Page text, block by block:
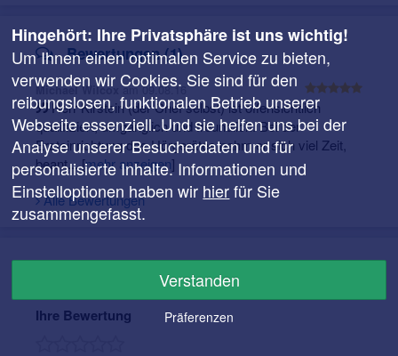
Bewertungen (1)
Michael Wilcoxam 09.08.16
Herr Kirstein (der Chef selbst) ist offensichtlich
qualifiziert, umgänglich und freundlich. Bei der
Ersteinrichtung des Hörgerätes nahm er sich viel Zeit,
beant...[mehr anzeigen]
Alle Bewertungen
Bewertung für Amplifon Hörgeräte
Ihre Bewertung
Hingehört: Ihre Privatsphäre ist uns wichtig!
Um Ihnen einen optimalen Service zu bieten,
verwenden wir Cookies. Sie sind für den
reibungslosen, funktionalen Betrieb unserer
Webseite essenziell. Und sie helfen uns bei der
Analyse unserer Besucherdaten und für
personalisierte Inhalte. Informationen und
Einstelloptionen haben wir hierfür Sie
zusammengefasst.
Verstanden
Präferenzen